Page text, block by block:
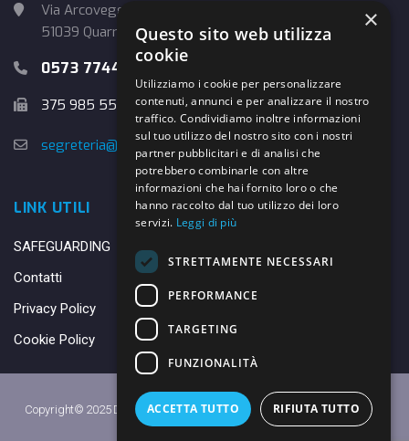
Via Arcoveggio, 4
51039 Quarrata (PT)
0573 774457
375 985 5526
segreteria@danybasket.it
LINK UTILI
SAFEGUARDING
Contatti
Privacy Policy
Cookie Policy
Copyright© 2025 DANY BASKET QUARRATA S.S.D.A.R.L. -Privacy Policy
×
Questo sito web utilizza
cookie
Utilizziamo i cookie per personalizzare
contenuti, annunci e per analizzare il nostro
traffico. Condividiamo inoltre informazioni
sul tuo utilizzo del nostro sito con i nostri
partner pubblicitari e di analisi che
potrebbero combinarle con altre
informazioni che hai fornito loro o che
hanno raccolto dal tuo utilizzo dei loro
servizi. Leggi di più
STRETTAMENTE NECESSARI
PERFORMANCE
TARGETING
FUNZIONALITÀ
ACCETTA TUTTO RIFIUTA TUTTO